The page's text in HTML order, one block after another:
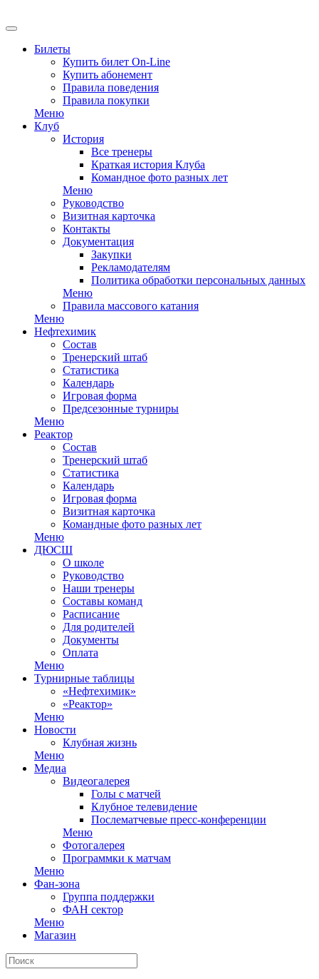
Билеты
Купить билет On-Line
Купить абонемент
Правила поведения
Правила покупки
Меню
Клуб
История
Все тренеры
Краткая история Клуба
Командное фото разных лет
Меню
Руководство
Визитная карточка
Контакты
Документация
Закупки
Рекламодателям
Политика обработки персональных данных
Меню
Правила массового катания
Меню
Нефтехимик
Состав
Тренерский штаб
Статистика
Календарь
Игровая форма
Предсезонные турниры
Меню
Реактор
Состав
Тренерский штаб
Статистика
Календарь
Игровая форма
Визитная карточка
Командные фото разных лет
Меню
ДЮСШ
О школе
Руководство
Наши тренеры
Составы команд
Расписание
Для родителей
Документы
Оплата
Меню
Турнирные таблицы
«Нефтехимик»
«Реактор»
Меню
Новости
Клубная жизнь
Меню
Медиа
Видеогалерея
Голы с матчей
Клубное телевидение
Послематчевые пресс-конференции
Меню
Фотогалерея
Программки к матчам
Меню
Фан-зона
Группа поддержки
ФАН сектор
Меню
Магазин